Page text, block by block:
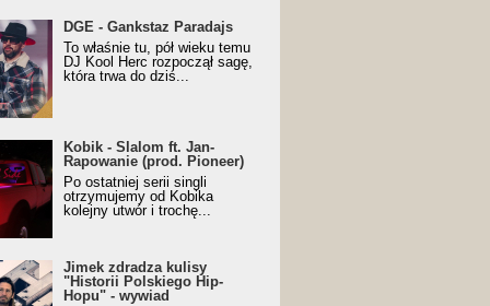
z nagrodą za
Trueschoolowy
Roku (Popkillery 2023)
DGE - Gankstaz Paradajs
To właśnie tu, pół wieku temu
DJ Kool Herc rozpoczął sagę,
która trwa do dziś...
- Slalom ft. Jan-
(prod. Pioneer)
Music Visualiser]
Kobik - Slalom ft. Jan-
Rapowanie (prod. Pioneer)
Po ostatniej serii singli
otrzymujemy od Kobika
kolejny utwór i trochę...
zdradza kulisy "Historii
Hip-Hopu" - wywiad
Jimek zdradza kulisy
"Historii Polskiego Hip-
Hopu" - wywiad